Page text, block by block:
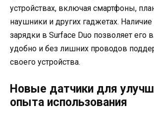
устройствах, включая смартфоны,
наушники и других гаджетах.
зарядки в Surface Duo позволяет его
удобно и без лишних проводов
своего устройства.
Новые датчики для
опыта использования